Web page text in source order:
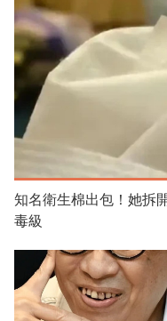
知名衛生棉出包！她拆
毒級